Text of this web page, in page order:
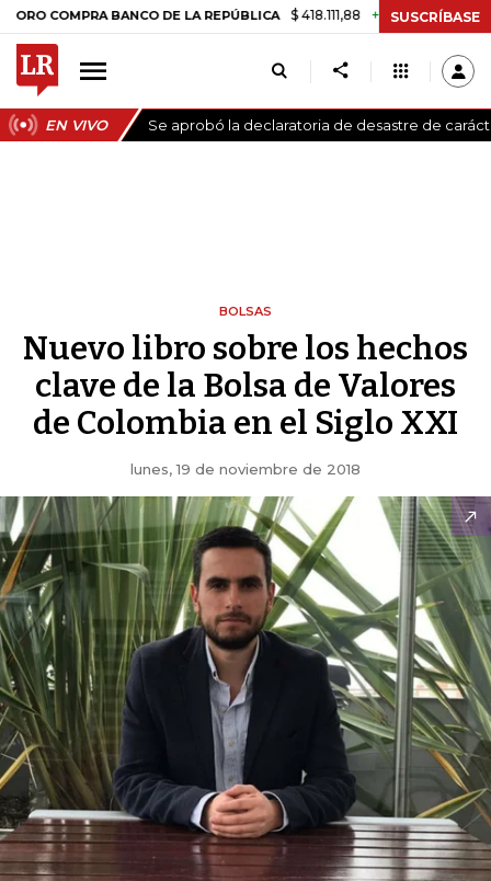
BANCO DE LA REPÚBLICA $ 418.111,88 +$ 9.612,91 +2,35%
SUSCRÍBASE
EN VIVO Se aprobó la declaratoria de desastre de
BOLSAS
Nuevo libro sobre los hechos
clave de la Bolsa de Valores
de Colombia en el Siglo XXI
lunes, 19 de noviembre de 2018